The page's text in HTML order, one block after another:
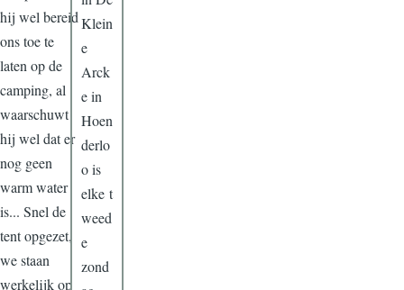
hij wel bereid
ons toe te
laten op de
camping, al
waarschuwt
hij wel dat er
nog geen
warm water
is... Snel de
tent opgezet,
we staan
werkelijk op
Klein
e
Arck
e in
Hoen
derlo
o is
elke t
weed
e
zond